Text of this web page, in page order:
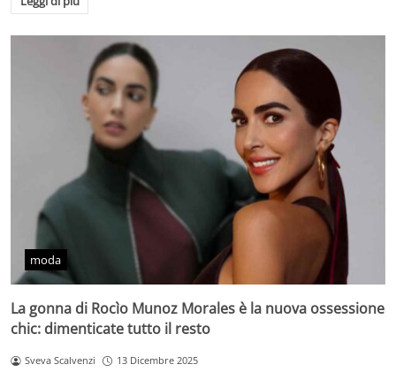
moda
La gonna di Rocìo Munoz Morales è la nuova ossessione
chic: dimenticate tutto il resto
Sveva Scalvenzi 13 Dicembre 2025